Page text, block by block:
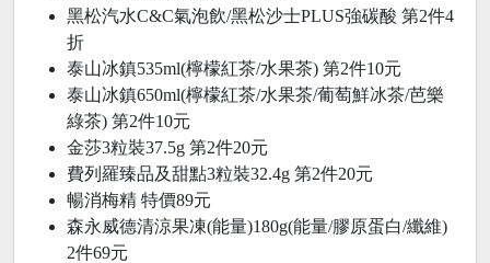
黑松汽水C&C氣泡飲/黑松沙士PLUS強碳酸 第2件4
折
泰山冰鎮535ml(檸檬紅茶/水果茶) 第2件10元
泰山冰鎮650ml(檸檬紅茶/水果茶/葡萄鮮冰茶/芭樂
綠茶) 第2件10元
金莎3粒裝37.5g 第2件20元
費列羅臻品及甜點3粒裝32.4g 第2件20元
暢消梅精 特價89元
森永威德清涼果凍(能量)180g(能量/膠原蛋白/纖維)
2件69元